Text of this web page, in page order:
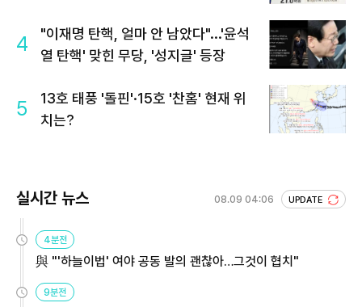
4
"이재명 탄핵, 얼마 안 남았다"...'윤석
열 탄핵' 맞힌 무당, '성지글' 등장
5
13호 태풍 '돌핀'·15호 '찬홈' 현재 위
치는?
실시간 뉴스 08.09 04:06 UPDATE
4분전
與 "'하늘이법' 여야 공동 발의 괜찮아…그것이 협치"
9분전